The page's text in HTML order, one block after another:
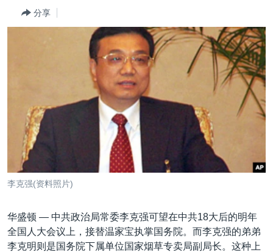
国际
最新国际新闻
欧洲
非洲
美洲
全球议题
科教·文娱·体健
军事
劳工
环境
白宫要闻
国会报道
美中关系
美国建国250周年
美国之音专访
重要讲话与声明
VOA视频
VOA今日焦点
中文广播
关注我们
分享
李克强(资料照片)
华盛顿 — 中共政治局常委李克强可望在中共18大后的明年
全国人大会议上，接替温家宝执掌国务院。而李克强的弟弟
李克明则是国务院下属单位国家烟草专卖局副局长。这种上